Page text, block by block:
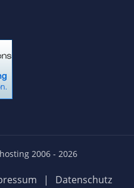
2006 - 2026
|
Datenschutz